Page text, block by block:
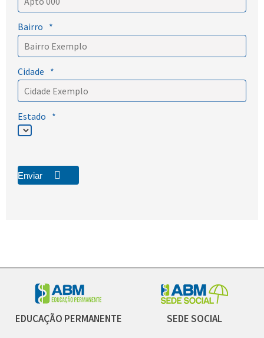
Bairro *
Cidade *
Estado *
Enviar
EDUCAÇÃO PERMANENTE SEDE SOCIAL